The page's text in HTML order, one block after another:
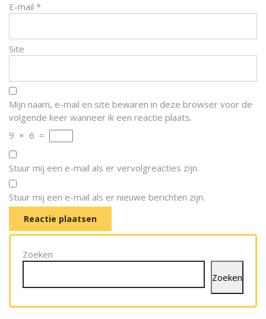
E-mail *
Site
Mijn naam, e-mail en site bewaren in deze browser voor de
volgende keer wanneer ik een reactie plaats.
9 × 6 =
Stuur mij een e-mail als er vervolgreacties zijn.
Stuur mij een e-mail als er nieuwe berichten zijn.
Zoeken
Zoeken